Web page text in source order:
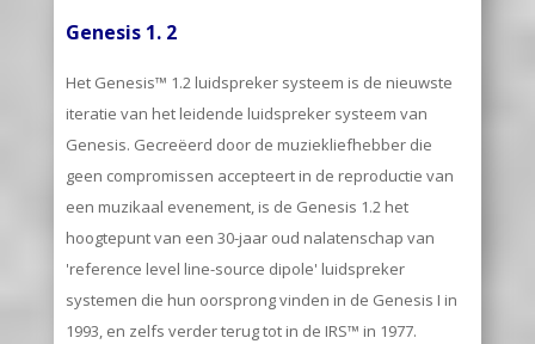
Genesis 1. 2
Het Genesis™ 1.2 luidspreker systeem is de nieuwste
iteratie van het leidende luidspreker systeem van
Genesis. Gecreëerd door de muziekliefhebber die
geen compromissen accepteert in de reproductie van
een muzikaal evenement, is de Genesis 1.2 het
hoogtepunt van een 30-jaar oud nalatenschap van
'reference level line-source dipole' luidspreker
systemen die hun oorsprong vinden in de Genesis I in
1993, en zelfs verder terug tot in de IRS™ in 1977.